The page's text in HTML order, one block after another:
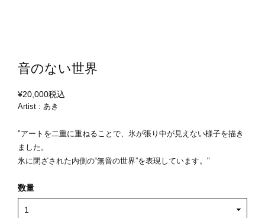
音のない世界
¥20,000税込
Artist : あき
"アートを二重に重ねることで、氷が張り中が見えない様子を描き
ました。
氷に閉ざされた内側の“無音の世界”を表現しています。"
数量